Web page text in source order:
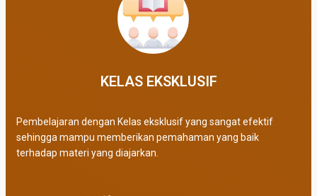
KELAS EKSKLUSIF​
Pembelajaran dengan Kelas eksklusif yang sangat efektif
sehingga mampu memberikan pemahaman yang baik
terhadap materi yang diajarkan.